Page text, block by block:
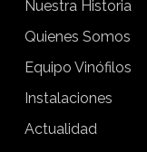
Nuestra Historia
Quienes Somos
Equipo Vinófilos
Instalaciones
Actualidad